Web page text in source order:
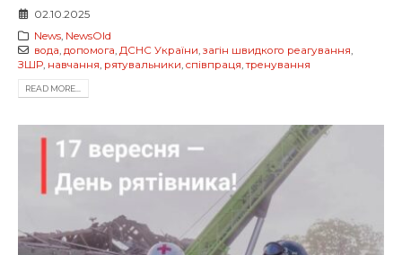
02.10.2025
News, NewsOld
вода, допомога, ДСНС України, загін швидкого реагування,
ЗШР, навчання, рятувальники, співпраця,тренування
READ MORE...